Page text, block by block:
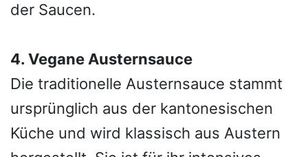
der Saucen.
4. Vegane Austernsauce
Die traditionelle Austernsauce stammt
ursprünglich aus der kantonesischen
Küche und wird klassisch aus Austern